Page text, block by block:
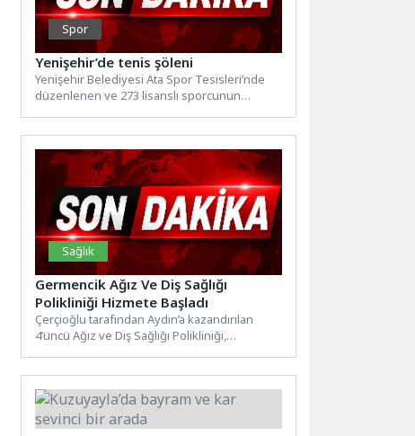
Spor
Yenişehir’de tenis şöleni
Yenişehir Belediyesi Ata Spor Tesisleri’nde
düzenlenen ve 273 lisanslı sporcunun
Sağlık
Germencik Ağız Ve Diş Sağlığı
Polikliniği Hizmete Başladı
Çerçioğlu tarafından Aydın’a kazandırılan
4’üncü Ağız ve Diş Sağlığı Polikliniği,